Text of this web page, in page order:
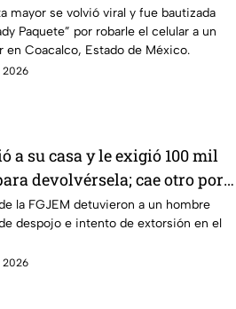
por ella a su casa
mayor se volvió viral y fue bautizada
Paquete” por robarle el celular a un
en Coacalco, Estado de México.
2026
a su casa y le exigió 100 mil
devolvérsela; cae otro por
en Edomex
la FGJEM detuvieron a un hombre
despojo e intento de extorsión en el
2026